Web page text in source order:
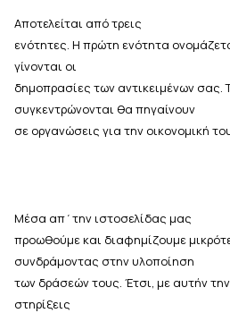
Αποτελείται από τρεις
ενότητες. Η πρώτη ενότητα
γίνονται οι
δημοπρασίες των αντικειμένων
συγκεντρώνονται θα πηγαίνουν
σε οργανώσεις για την οικονομική
Μέσα απ΄την ιστοσελίδας μας
προωθούμε και διαφημίζουμε
συνδράμοντας στην υλοποίηση
των δράσεών τους. Έτσι, με αυτήν
στηρίξεις